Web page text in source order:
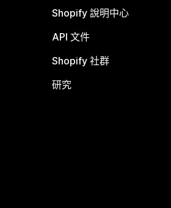
Shopify 說明中心
API 文件
Shopify 社群
研究